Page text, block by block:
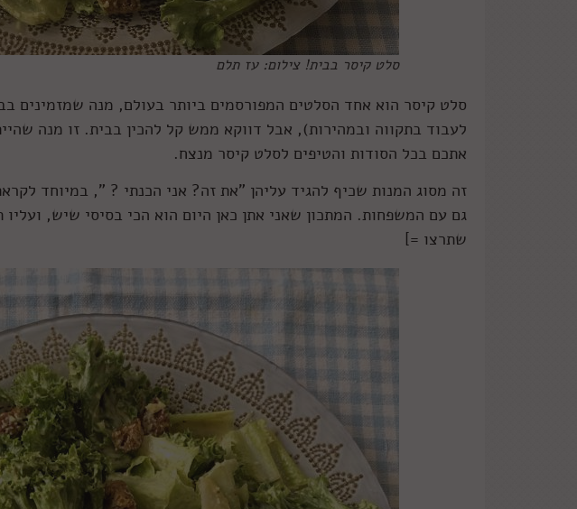
סלט קיסר בבית! צילום: עז תלם
סלט קיסר הוא אחד הסלטים המפורסמים ביותר בעולם, מנה שמזמינים
לעבוד בתקווה ובמהירות), אבל דווקא ממש קל להכין בבית. זו מנה
אתכם בכל הסודות והטיפים לסלט קיסר מנצח.
זה מסוג המנות שכיף להגיד עליהן "את זה? אני הכנתי ? ", במיוחד
גם עם המשפחות. המתכון שאני אתן כאן היום הוא הכי בסיסי שיש,
שתרצו =]